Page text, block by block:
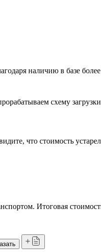
наличию в базе
схему
что стоимость
Итоговая